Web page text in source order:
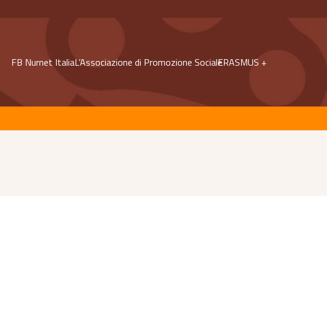
FB Nurnet ItaliaL’Associazione di Promozione SocialeERASMUS +